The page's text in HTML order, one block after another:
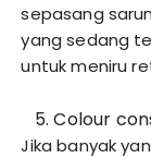
sepasang
yang sedang
untuk meniru
Colour
Jika banyak